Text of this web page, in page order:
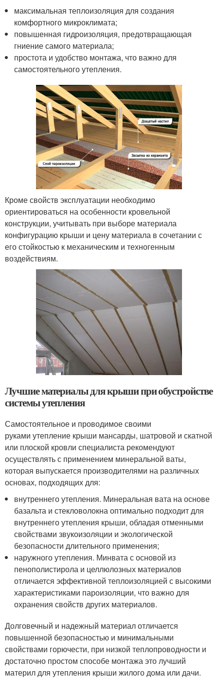
максимальная теплоизоляция для создания
комфортного микроклимата;
повышенная гидроизоляция, предотвращающая
гниение самого материала;
простота и удобство монтажа, что важно для
самостоятельного утепления.
Кроме свойств эксплуатации необходимо
ориентироваться на особенности кровельной
конструкции, учитывать при выборе материала
конфигурацию крыши и цену материала в сочетании с
его стойкостью к механическим и техногенным
воздействиям.
Лучшие материалы для крыши при обустройстве
системы утепления
Самостоятельное и проводимое своими
руками утепление крыши мансарды, шатровой и скатной
или плоской кровли специалиста рекомендуют
осуществлять с применением минеральной ваты,
которая выпускается производителями на различных
основах, подходящих для:
внутреннего утепления. Минеральная вата на основе
базальта и стекловолокна оптимально подходит для
внутреннего утепления крыши, обладая отменными
свойствами звукоизоляции и экологической
безопасности длительного применения;
наружного утепления. Минвата с основой из
пенополистирола и целлюлозных материалов
отличается эффективной теплоизоляцией с высокими
характеристиками пароизоляции, что важно для
охранения свойств других материалов.
Долговечный и надежный материал отличается
повышенной безопасностью и минимальными
свойствами горючести, при низкой теплопроводности и
достаточно простом способе монтажа это лучший
материл для утепления крыши жилого дома или дачи.